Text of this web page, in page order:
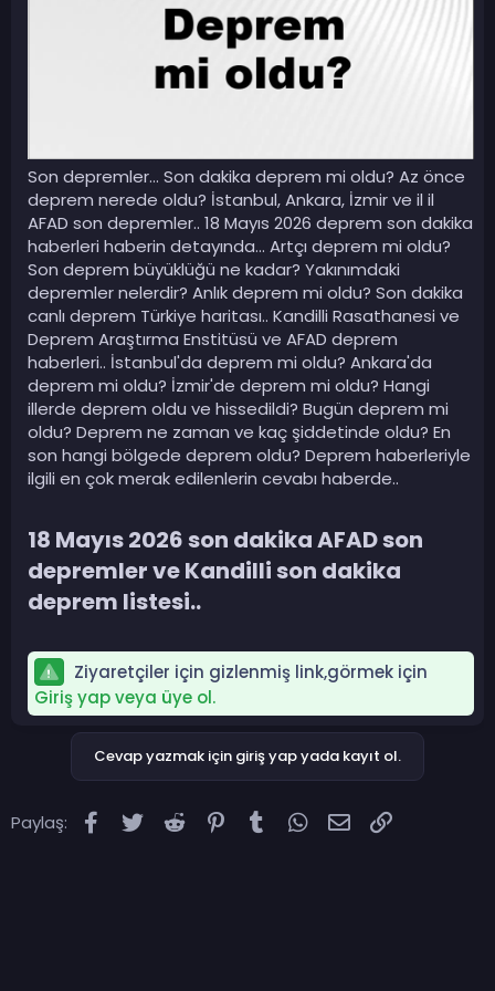
Son depremler... Son dakika deprem mi oldu? Az önce
deprem nerede oldu? İstanbul, Ankara, İzmir ve il il
AFAD son depremler.. 18 Mayıs 2026 deprem son dakika
haberleri haberin detayında... Artçı deprem mi oldu?
Son deprem büyüklüğü ne kadar? Yakınımdaki
depremler nelerdir? Anlık deprem mi oldu? Son dakika
canlı deprem Türkiye haritası.. Kandilli Rasathanesi ve
Deprem Araştırma Enstitüsü ve AFAD deprem
haberleri.. İstanbul'da deprem mi oldu? Ankara'da
deprem mi oldu? İzmir'de deprem mi oldu? Hangi
illerde deprem oldu ve hissedildi? Bugün deprem mi
oldu? Deprem ne zaman ve kaç şiddetinde oldu? En
son hangi bölgede deprem oldu? Deprem haberleriyle
ilgili en çok merak edilenlerin cevabı haberde..
18 Mayıs 2026 son dakika AFAD son
depremler ve Kandilli son dakika
deprem listesi..​
Ziyaretçiler için gizlenmiş link,görmek için
Giriş yap veya üye ol.
Cevap yazmak için giriş yap yada kayıt ol.
Paylaş: Facebook
Twitter Reddit Pinterest
Tumblr WhatsApp
E-posta